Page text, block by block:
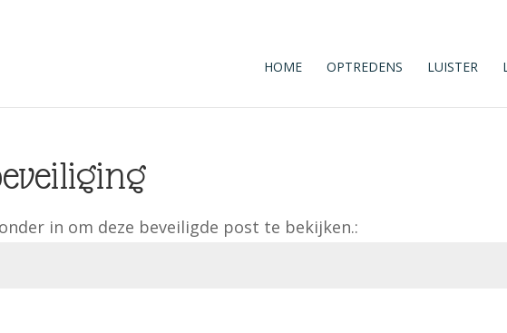
HOME OPTREDENS LUISTER
in om deze beveiligde post te bekijken.: